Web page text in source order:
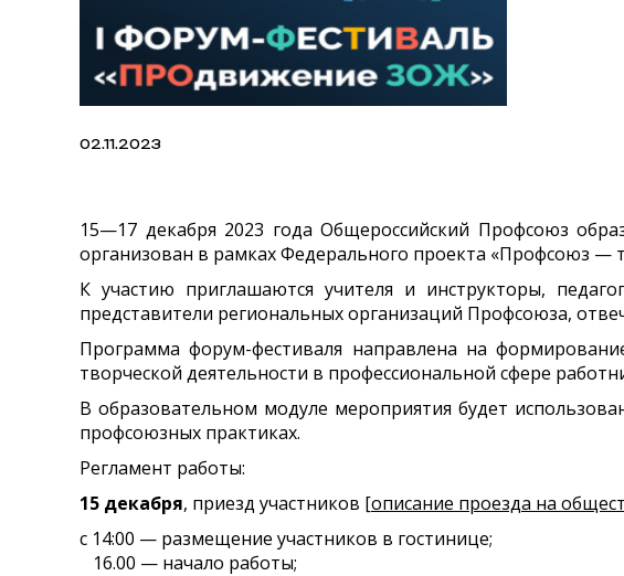
02.11.2023
15—17 декабря 2023 года Общероссийский Профсоюз
организован в рамках Федерального проекта «Профсоюз —
К участию приглашаются учителя и инструкторы,
представители региональных организаций Профсоюза,
Программа форум-фестиваля направлена на
творческой деятельности в профессиональной сфере
В образовательном модуле мероприятия будет
профсоюзных практиках.
Регламент работы:
15 декабря, приезд участников [описание проезда на
с 14:00 — размещение участников в гостинице;
16.00 — начало работы;